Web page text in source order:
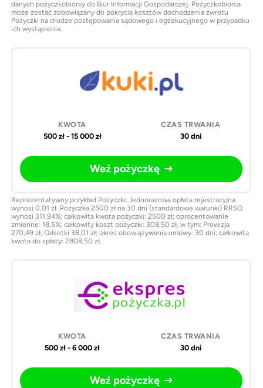
danych pożyczkobiorcy do Biur Informacji Gospodarczej. Pożyczkobiorca
może zostać zobowiązany do pokrycia kosztów dochodzenia zwrotu
Pożyczki na drodze postępowania sądowego i egzekucyjnego w przypadku
ich wystąpienia.
500 zł - 15 000 zł 30 dni
Weź pożyczkę
Reprezentatywny przykład Pożyczki: Jednorazowa opłata rejestracyjna
wynosi 0,01 zł. Pożyczka 2500 zł na 30 dni (standardowe warunki) RRSO
wynosi 311,94%; całkowita kwota pożyczki: 2500 zł; oprocentowanie
zmienne: 18,5%; całkowity koszt pożyczki: 308,50 zł, w tym: Prowizja
270,49 zł, Odsetki 38,01 zł; okres obowiązywania umowy: 30 dni; całkowita
kwota do spłaty: 2808,50 zł.
500 zł - 6 000 zł 30 dni
Weź pożyczkę